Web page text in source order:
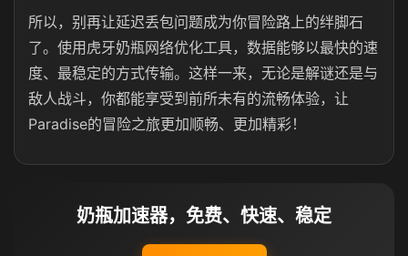
所以，别再让延迟丢包问题成为你冒险路上的绊脚石
了。使用虎牙奶瓶网络优化工具，数据能够以最快的速
度、最稳定的方式传输。这样一来，无论是解谜还是与
敌人战斗，你都能享受到前所未有的流畅体验，让
Paradise的冒险之旅更加顺畅、更加精彩！
奶瓶加速器，免费、快速、稳定